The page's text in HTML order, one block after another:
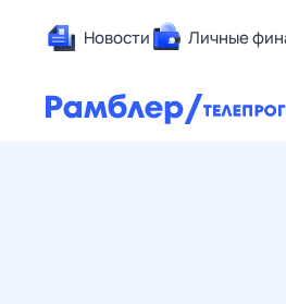
Новости Личные